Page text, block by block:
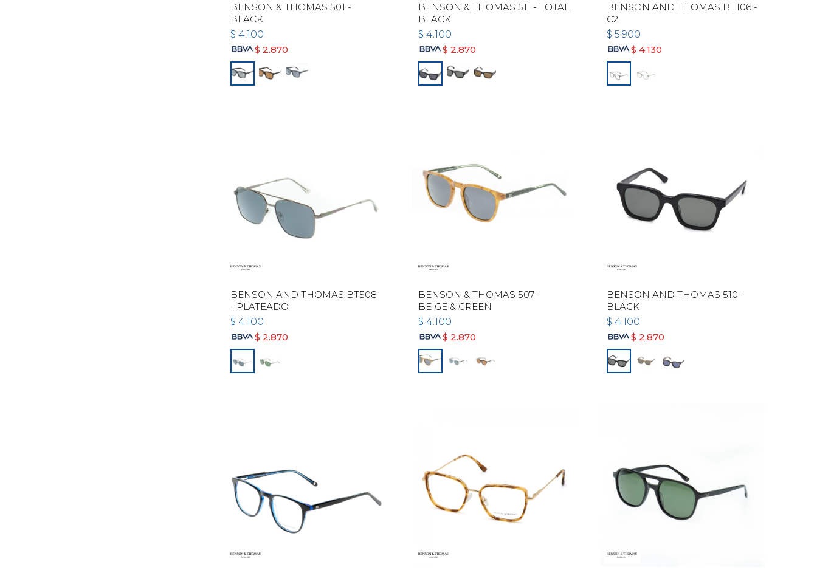
BENSON & THOMAS 501 -
BLACK
$ 4.100
$ 2.870
BENSON & THOMAS 511 - TOTAL
BLACK
$ 4.100
$ 2.870
BENSON AND THOMAS BT106 -
C2
$ 5.900
$ 4.130
BENSON AND THOMAS BT508
- PLATEADO
$ 4.100
$ 2.870
BENSON & THOMAS 507 -
BEIGE & GREEN
$ 4.100
$ 2.870
BENSON AND THOMAS 510 -
BLACK
$ 4.100
$ 2.870